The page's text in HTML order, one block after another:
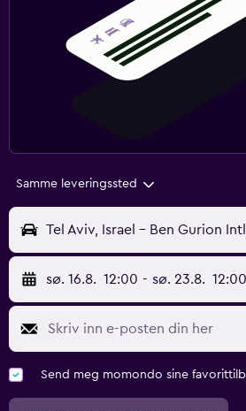
Samme leveringssted
Tel Aviv, Israel - Ben Gurion Intl
sø. 16.8. 12:00 - sø. 23.8. 12:00
Send meg momondo sine